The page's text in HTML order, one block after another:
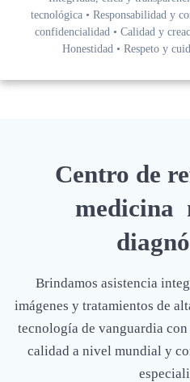
tecnológica • Responsabilidad y
confidencialidad • Calidad y
Honestidad • Respeto y
Centro de
medicina
Brindamos asistencia
imágenes y tratamientos de
tecnología de vanguardia con
calidad a nivel mundial y